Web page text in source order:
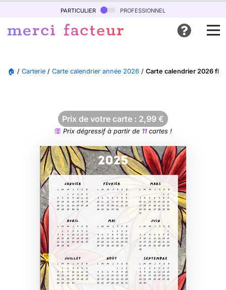
particulier professionnel
🏠 / Carterie / Carte calendrier année 2026 / Carte calendrier 2026
Prix de votre carte : 2,99 €
Prix dégressif à partir de 11cartes !